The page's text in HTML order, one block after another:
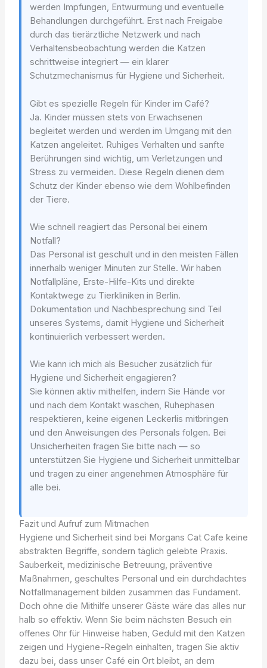
werden Impfungen, Entwurmung und eventuelle
Behandlungen durchgeführt. Erst nach Freigabe
durch das tierärztliche Netzwerk und nach
Verhaltensbeobachtung werden die Katzen
schrittweise integriert — ein klarer
Schutzmechanismus für Hygiene und Sicherheit.
Gibt es spezielle Regeln für Kinder im Café?
Ja. Kinder müssen stets von Erwachsenen
begleitet werden und werden im Umgang mit den
Katzen angeleitet. Ruhiges Verhalten und sanfte
Berührungen sind wichtig, um Verletzungen und
Stress zu vermeiden. Diese Regeln dienen dem
Schutz der Kinder ebenso wie dem Wohlbefinden
der Tiere.
Wie schnell reagiert das Personal bei einem
Notfall?
Das Personal ist geschult und in den meisten Fällen
innerhalb weniger Minuten zur Stelle. Wir haben
Notfallpläne, Erste-Hilfe-Kits und direkte
Kontaktwege zu Tierkliniken in Berlin.
Dokumentation und Nachbesprechung sind Teil
unseres Systems, damit Hygiene und Sicherheit
kontinuierlich verbessert werden.
Wie kann ich mich als Besucher zusätzlich für
Hygiene und Sicherheit engagieren?
Sie können aktiv mithelfen, indem Sie Hände vor
und nach dem Kontakt waschen, Ruhephasen
respektieren, keine eigenen Leckerlis mitbringen
und den Anweisungen des Personals folgen. Bei
Unsicherheiten fragen Sie bitte nach — so
unterstützen Sie Hygiene und Sicherheit unmittelbar
und tragen zu einer angenehmen Atmosphäre für
alle bei.
Fazit und Aufruf zum Mitmachen
Hygiene und Sicherheit sind bei Morgans Cat Cafe keine
abstrakten Begriffe, sondern täglich gelebte Praxis.
Sauberkeit, medizinische Betreuung, präventive
Maßnahmen, geschultes Personal und ein durchdachtes
Notfallmanagement bilden zusammen das Fundament.
Doch ohne die Mithilfe unserer Gäste wäre das alles nur
halb so effektiv. Wenn Sie beim nächsten Besuch ein
offenes Ohr für Hinweise haben, Geduld mit den Katzen
zeigen und Hygiene-Regeln einhalten, tragen Sie aktiv
dazu bei, dass unser Café ein Ort bleibt, an dem